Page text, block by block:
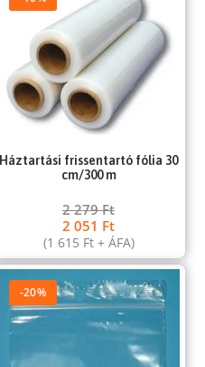
Háztartási frissentartó fólia 30
cm/300 m
2 279Ft
2 051 Ft
(1 615 Ft+ ÁFA)
-20%